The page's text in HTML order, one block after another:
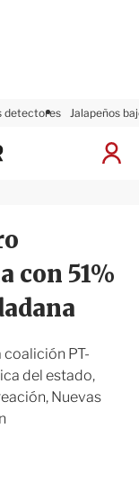
detectores Jalapeños
I
S
x
i
r con 51%
PT-
del estado,
Nuevas